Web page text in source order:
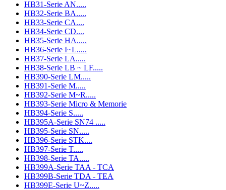
HB31-Serie AN.....
HB32-Serie BA.....
HB33-Serie CA....
HB34-Serie CD....
HB35-Serie HA.....
HB36-Serie I~L.....
HB37-Serie LA.....
HB38-Serie LB ~ LF.....
HB390-Serie LM.....
HB391-Serie M.....
HB392-Serie M~R.....
HB393-Serie Micro & Memorie
HB394-Serie S.....
HB395A-Serie SN74 .....
HB395-Serie SN.....
HB396-Serie STK....
HB397-Serie T.....
HB398-Serie TA.....
HB399A-Serie TAA - TCA
HB399B-Serie TDA - TEA
HB399E-Serie U~Z.....